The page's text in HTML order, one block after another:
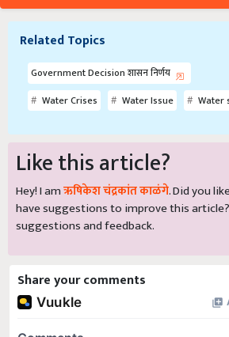
Related Topics
Government Decision शासन निर्णय
Water Crises
Water Issue Water
Like this article?
Hey! I amऋषिकेश चंद्रकांत काळंगे. Did you
have suggestions to improve this article?
suggestions and feedback.
Share your comments